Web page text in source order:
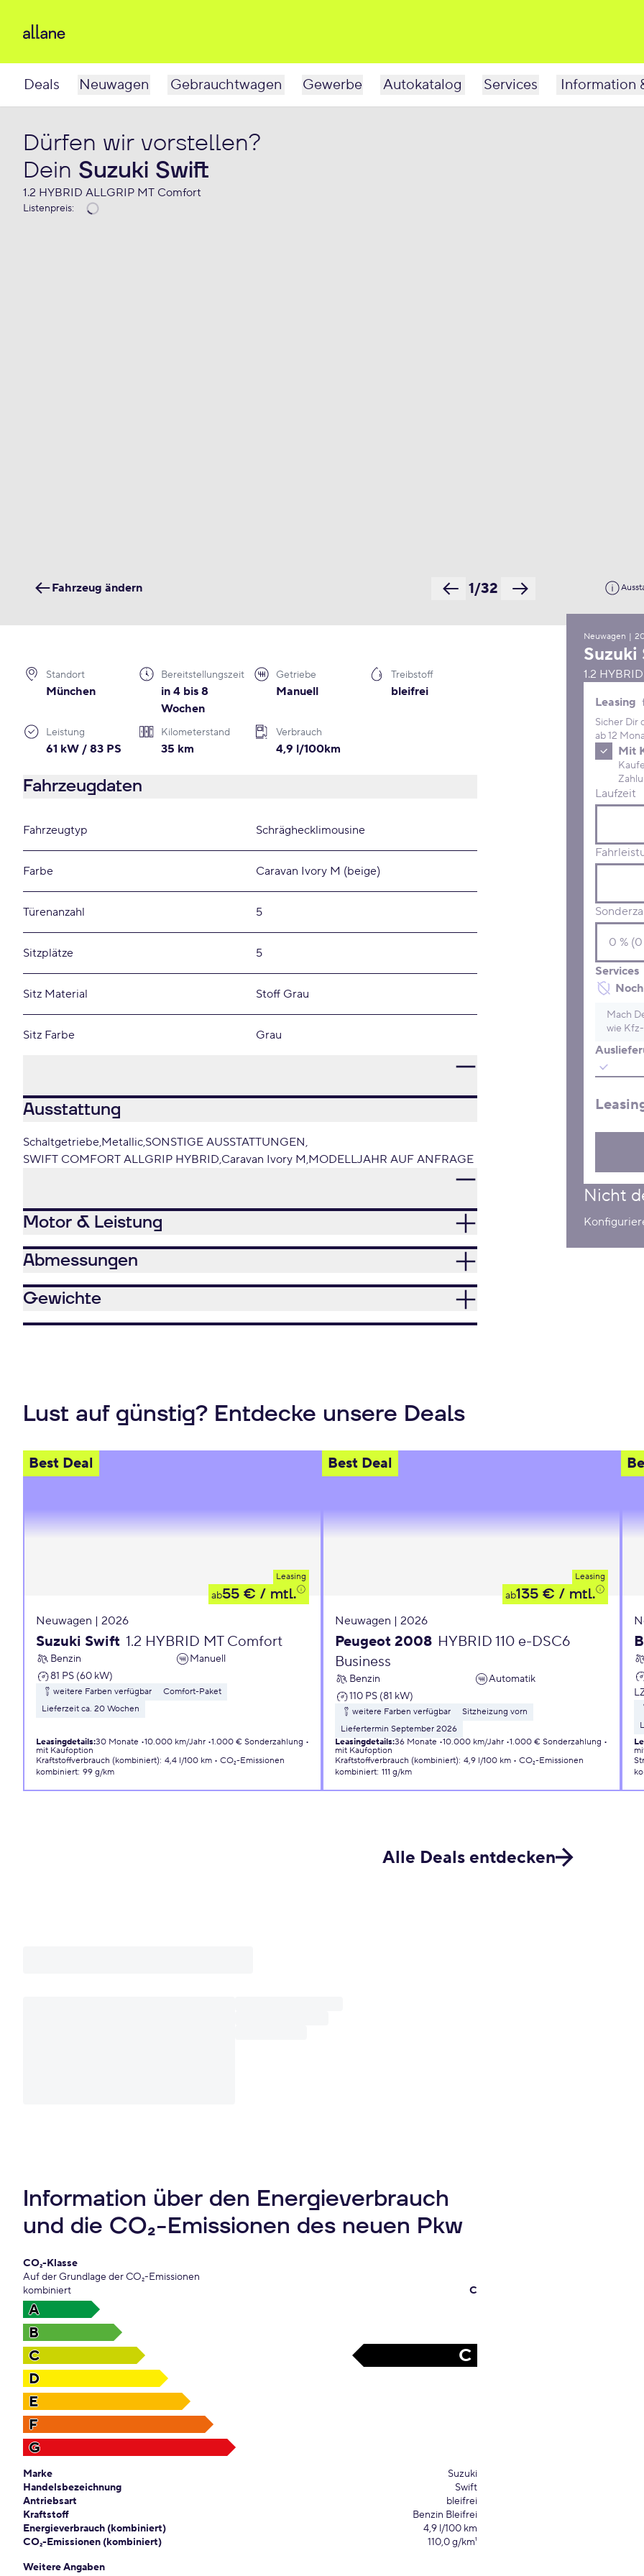
Deals Neuwagen Gebrauchtwagen Gewerbe Autokatalog Services Information
Dürfen wir vorstellen?
Dein Suzuki Swift
1.2 HYBRID ALLGRIP MT Comfort
Listenpreis:
1/32
Fahrzeug ändern
Neuwagen |
Suzuki
1.2
Leasing
Leasing
Sicher Dir
ab 12
Mit
Kaufe
Laufzeit
Services
Mach
wie
Nicht
Standort
München
Bereitstellungszeit
in 4 bis 8
Wochen
Getriebe
Manuell
Treibstoff
bleifrei
Leistung
61 kW / 83 PS
Kilometerstand
35 km
Verbrauch
4,9 l/100km
Fahrzeugdaten
Fahrzeugtyp Schräghecklimousine
Farbe Caravan Ivory M (beige)
Türenanzahl 5
Sitzplätze 5
Sitz Material Stoff Grau
Sitz Farbe Grau
Ausstattung
Schaltgetriebe Metallic SONSTIGE AUSSTATTUNGEN
SWIFT COMFORT ALLGRIP HYBRID Caravan Ivory M MODELLJAHR AUF ANFRAGE
Motor & Leistung
Abmessungen
Gewichte
Lust auf günstig? Entdecke unsere Deals
Best Deal
Leasing
ab55 € / mtl.
Neuwagen | 2026
Suzuki Swift 1.2 HYBRID MT Comfort
Benzin
Manuell
81 PS (60 kW)
weitere Farben verfügbar
Comfort-Paket
Lieferzeit ca. 20 Wochen
Leasingdetails:30 Monate 10.000 km/Jahr 1.000 € Sonderzahlung
mit Kaufoption
Kraftstoffverbrauch (kombiniert): 4,4 l/100 km
CO₂-Emissionen
kombiniert: 99 g/km
Best Deal
Leasing
ab135 € / mtl.
Neuwagen | 2026
Peugeot 2008 HYBRID 110 e-DSC6
Business
Benzin
Automatik
110 PS (81 kW)
weitere Farben verfügbar
Sitzheizung vorn
Liefertermin September 2026
Leasingdetails:36 Monate 10.000 km/Jahr 1.000 € Sonderzahlung
mit Kaufoption
Kraftstoffverbrauch (kombiniert): 4,9 l/100 km
CO₂-Emissionen
kombiniert: 111 g/km
Alle Deals entdecken
Information über den Energieverbrauch
und die CO₂-Emissionen des neuen Pkw
CO₂-Klasse
Auf der Grundlage der CO₂-Emissionen
kombiniert
C
A
B
C
C
D
E
F
G
Marke
Suzuki
Handelsbezeichnung
Swift
Antriebsart
bleifrei
Kraftstoff
Benzin Bleifrei
Energieverbrauch (kombiniert)
4,9 l/100 km
CO₂-Emissionen (kombiniert)
110,0 g/km¹
Weitere Angaben